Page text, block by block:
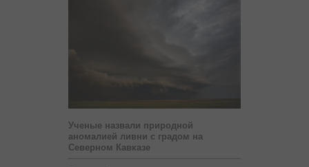
Ученые назвали природной
аномалией ливни с градом на
Северном Кавказе